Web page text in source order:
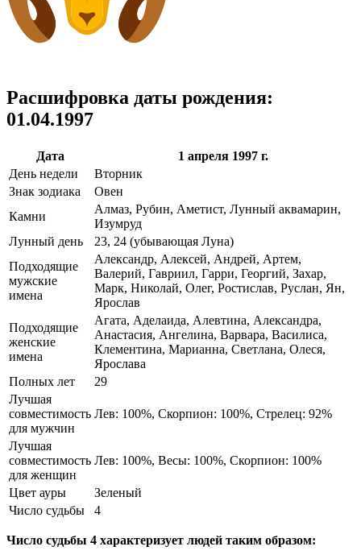
Расшифровка даты рождения:
01.04.1997
Дата
1 апреля 1997 г.
День недели
Вторник
Знак зодиака
Овен
Камни
Алмаз, Рубин, Аметист, Лунный аквамарин,
Изумруд
Лунный день
23, 24 (убывающая Луна)
Подходящие
мужские
имена
Александр, Алексей, Андрей, Артем,
Валерий, Гавриил, Гарри, Георгий, Захар,
Марк, Николай, Олег, Ростислав, Руслан, Ян,
Ярослав
Подходящие
женские
имена
Агата, Аделаида, Алевтина, Александра,
Анастасия, Ангелина, Варвара, Василиса,
Клементина, Марианна, Светлана, Олеся,
Ярослава
Полных лет
29
Лучшая
совместимость
для мужчин
Лев: 100%, Скорпион: 100%, Стрелец: 92%
Лучшая
совместимость
для женщин
Лев: 100%, Весы: 100%, Скорпион: 100%
Цвет ауры
Зеленый
Число судьбы
4
Число судьбы 4 характеризует людей таким образом: